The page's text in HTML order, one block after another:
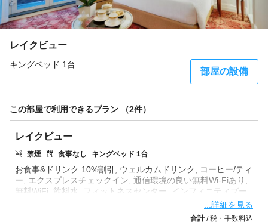
レイクビュー
キングベッド 1台
部屋の設備
この部屋で利用できるプラン （2件）
レイクビュー
禁煙 食事なし キングベッド 1台
お食事&ドリンク 10%割引, ウェルカムドリンク, コーヒー/ティ
ー, エクスプレスチェックイン, 通信環境の良い無料Wi-Fiあり,
無料WiFi, 飲料水, フィットネスセンター, インフィニティプー
...詳細を見る
合計/税・手数料込